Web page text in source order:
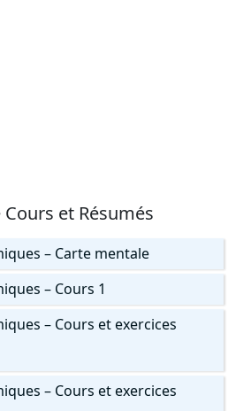
et Résumés
– Carte mentale
– Cours 1
– Cours et exercices
– Cours et exercices